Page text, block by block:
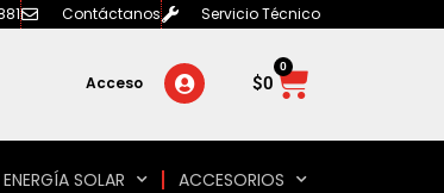
Contáctanos Servicio Técnico
Acceso $0
0
Carrito
ENERGÍA SOLAR ACCESORIOS